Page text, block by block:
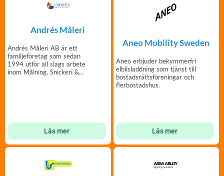
Andrés Måleri
Andrés Måleri AB är ett
familjeföretag som sedan
1994 utför all slags arbete
inom Målning, Snickeri &
Läs mer
Aneo Mobility Sweden
Aneo erbjuder bekymmerfri
elbilsladdning som tjänst till
bostadsrättsföreningar och
flerbostadshus.
Läs mer